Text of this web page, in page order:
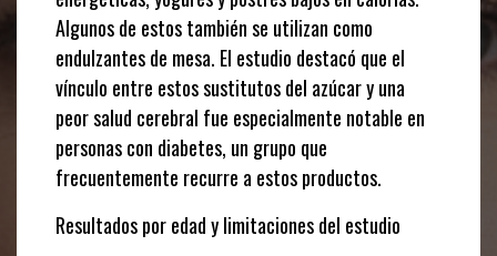
Algunos de estos también se utilizan como
endulzantes de mesa. El estudio destacó que el
vínculo entre estos sustitutos del azúcar y una
peor salud cerebral fue especialmente notable en
personas con diabetes, un grupo que
frecuentemente recurre a estos productos.
Resultados por edad y limitaciones del estudio